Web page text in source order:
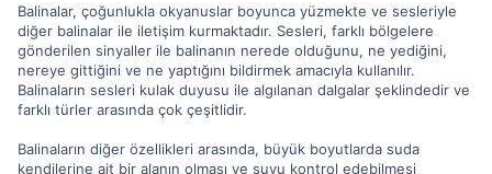
Balinalar, çoğunlukla okyanuslar boyunca yüzmekte ve sesleriyle
diğer balinalar ile iletişim kurmaktadır. Sesleri, farklı bölgelere
gönderilen sinyaller ile balinanın nerede olduğunu, ne yediğini,
nereye gittiğini ve ne yaptığını bildirmek amacıyla kullanılır.
Balinaların sesleri kulak duyusu ile algılanan dalgalar şeklindedir ve
farklı türler arasında çok çeşitlidir.
Balinaların diğer özellikleri arasında, büyük boyutlarda suda
kendilerine ait bir alanın olması ve suyu kontrol edebilmesi